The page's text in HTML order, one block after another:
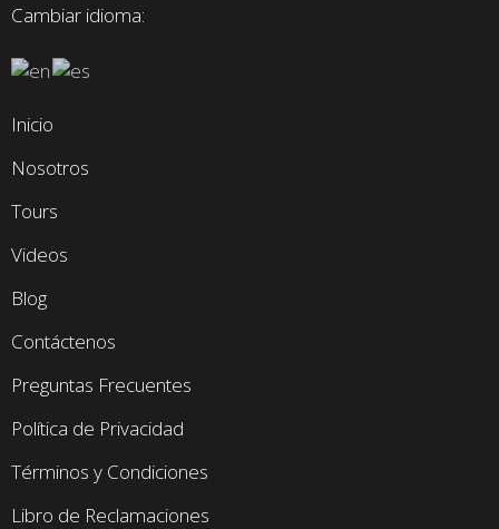
Cambiar idioma:
Inicio
Nosotros
Tours
Videos
Blog
Contáctenos
Preguntas Frecuentes
Política de Privacidad
Términos y Condiciones
Libro de Reclamaciones